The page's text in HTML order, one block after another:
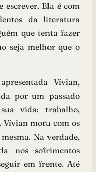
escrever. Ela é com
da literatura
que tenta fazer
seja melhor que o
Vívian,
por um passado
vida: trabalho,
mora com os
Na verdade,
nos sofrimentos
em frente. Até